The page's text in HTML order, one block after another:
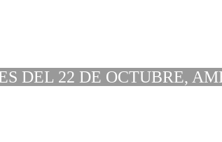
DEL 22 DE OCTUBRE,